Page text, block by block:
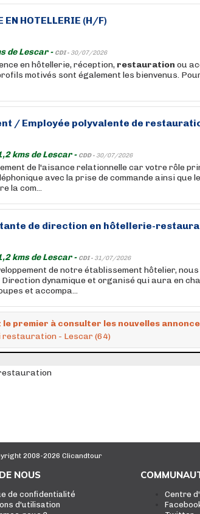
EN HOTELLERIE (H/F)
de Lescar - CDI - 30/07/2026
en hôtellerie, réception, restauration ou
motivés sont également les bienvenus.
/ Employée polyvalente de
kms de Lescar - CDD - 30/07/2026
de l'aisance relationnelle car votre rôle
avec la prise de commande ainsi que
la com...
de direction en hôtellerie-
kms de Lescar - CDI - 31/07/2026
de notre établissement hôtelier,
Direction dynamique et organisé qui aura en
et accompa...
le premier à consulter les nouvelles
restauration - Lescar (64)
2008-2026 Clicandtour
NOUS
de confidentialité
d'utilisation
Centre